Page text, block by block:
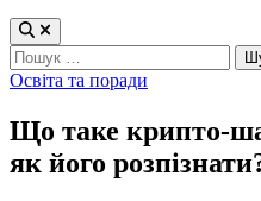
Пошук:
Posted
Освіта та поради
Що таке крипто-
як його